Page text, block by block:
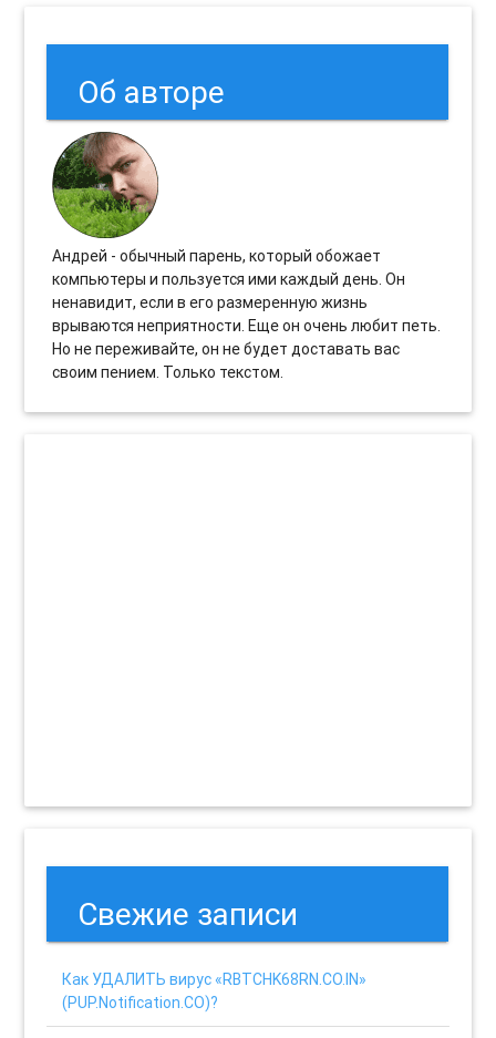
Об авторе
Андрей - обычный парень, который обожает
компьютеры и пользуется ими каждый день. Он
ненавидит, если в его размеренную жизнь
врываются неприятности. Еще он очень любит петь.
Но не переживайте, он не будет доставать вас
своим пением. Только текстом.
Свежие записи
Как УДАЛИТЬ вирус «RBTCHK68RN.CO.IN»
(PUP.Notification.CO)?